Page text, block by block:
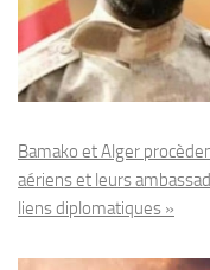
Bamako et Alger
aériens et leurs
liens diplomatiques »